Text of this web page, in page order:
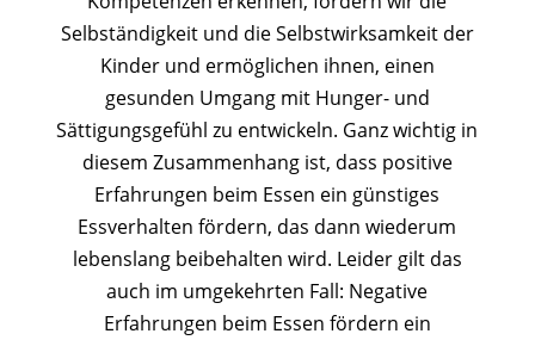
Selbständigkeit und die Selbstwirksamkeit der
Kinder und ermöglichen ihnen, einen
gesunden Umgang mit Hunger- und
Sättigungsgefühl zu entwickeln. Ganz wichtig in
diesem Zusammenhang ist, dass positive
Erfahrungen beim Essen ein günstiges
Essverhalten fördern, das dann wiederum
lebenslang beibehalten wird. Leider gilt das
auch im umgekehrten Fall: Negative
Erfahrungen beim Essen fördern ein